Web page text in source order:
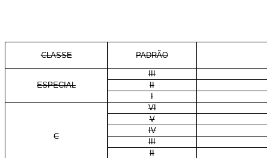
CLASSE PADRÃO
ESPECIAL
III
II
I
C
VI
V
IV
III
II